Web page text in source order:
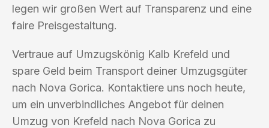
legen wir großen Wert auf Transparenz und eine
faire Preisgestaltung.
Vertraue auf Umzugskönig Kalb Krefeld und
spare Geld beim Transport deiner Umzugsgüter
nach Nova Gorica. Kontaktiere uns noch heute,
um ein unverbindliches Angebot für deinen
Umzug von Krefeld nach Nova Gorica zu